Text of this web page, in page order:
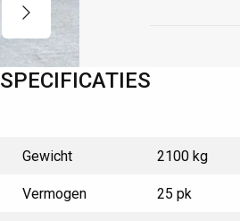
SPECIFICATIES
Gewicht 2100 kg
Vermogen 25 pk